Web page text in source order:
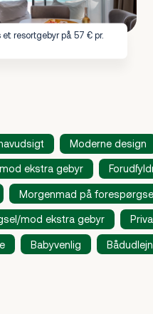
resortgebyr på 57 € pr.
Moderne design
ekstra gebyr
Morgenmad på
mod ekstra gebyr
Babyvenlig